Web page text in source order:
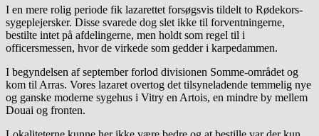
I en mere rolig periode fik lazarettet forsøgsvis tildelt to Rødekors-
sygeplejersker. Disse svarede dog slet ikke til forventningerne,
bestilte intet på afdelingerne, men holdt som regel til i
officersmessen, hvor de virkede som gedder i karpedammen.
I begyndelsen af september forlod divisionen Somme-området og
kom til Arras. Vores lazaret overtog det tilsyneladende temmelig nye
og ganske moderne sygehus i Vitry en Artois, en mindre by mellem
Douai og fronten.